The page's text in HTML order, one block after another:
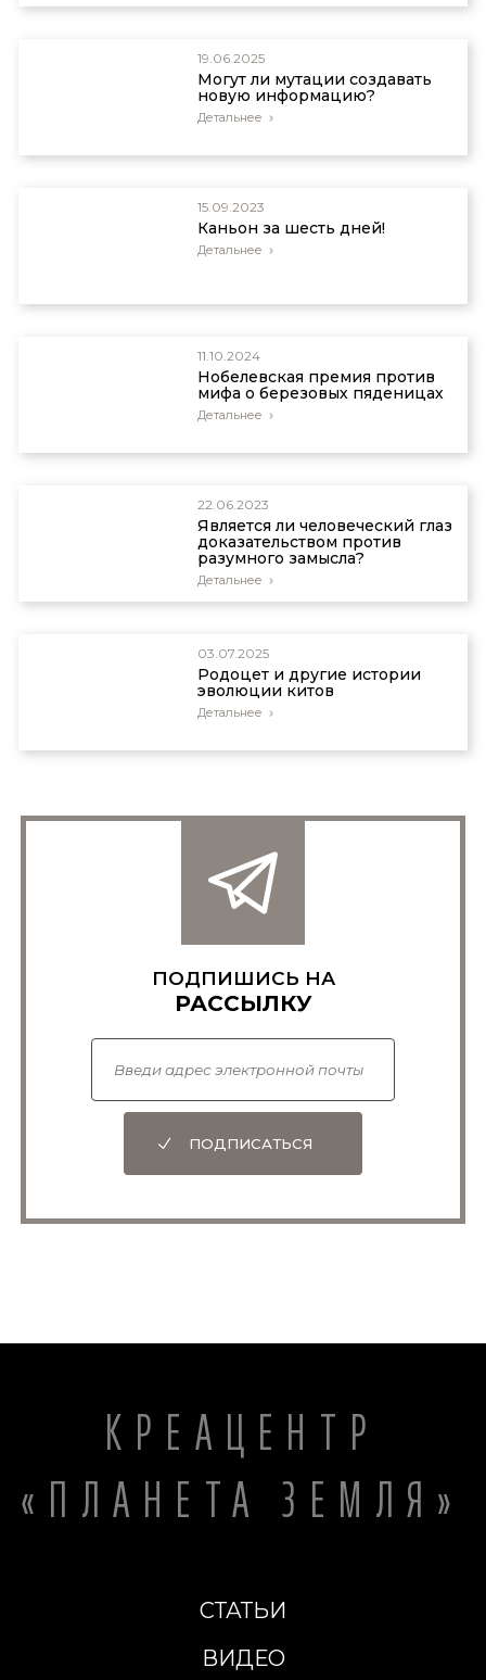
19.06.2025
Могут ли мутации создавать
новую информацию?
Детальнее
15.09.2023
Каньон за шесть дней!
Детальнее
11.10.2024
Нобелевская премия против
мифа о березовых пяденицах
Детальнее
22.06.2023
Является ли человеческий глаз
доказательством против
разумного замысла?
Детальнее
03.07.2025
Родоцет и другие истории
эволюции китов
Детальнее
ПОДПИШИСЬ НА
РАССЫЛКУ
ПОДПИСАТЬСЯ
КРЕАЦЕНТР
«ПЛАНЕТА ЗЕМЛЯ»
СТАТЬИ
ВИДЕО